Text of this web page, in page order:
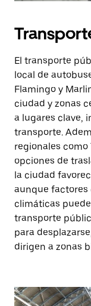
El transporte
local de
Flamingo y
ciudad y zonas
a lugares clave,
transporte.
regionales
opciones de
la ciudad
aunque factores
climáticas
transporte
para
dirigen a zonas